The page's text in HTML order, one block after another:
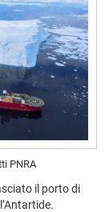
PNRA
il porto di